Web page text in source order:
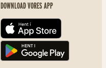
DOWNLOAD VORES APP
App store
Play store